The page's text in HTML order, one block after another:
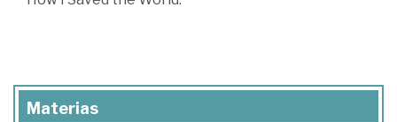
Materias